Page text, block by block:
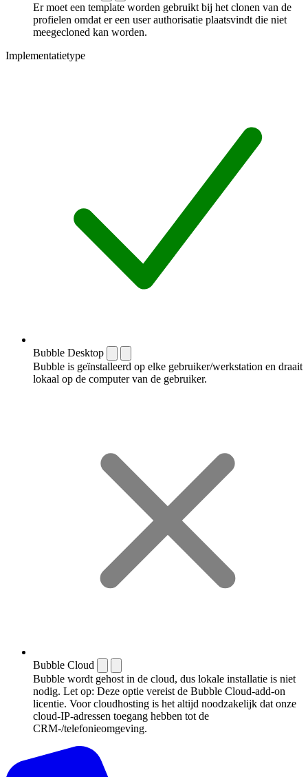
Er moet een template worden gebruikt bij het clonen van de
profielen omdat er een user authorisatie plaatsvindt die niet
meegecloned kan worden.
Implementatietype
Bubble Desktop
Bubble is geïnstalleerd op elke gebruiker/werkstation en draait
lokaal op de computer van de gebruiker.
Bubble Cloud
Bubble wordt gehost in de cloud, dus lokale installatie is niet
nodig. Let op: Deze optie vereist de Bubble Cloud-add-on
licentie. Voor cloudhosting is het altijd noodzakelijk dat onze
cloud-IP-adressen toegang hebben tot de
CRM-/telefonieomgeving.